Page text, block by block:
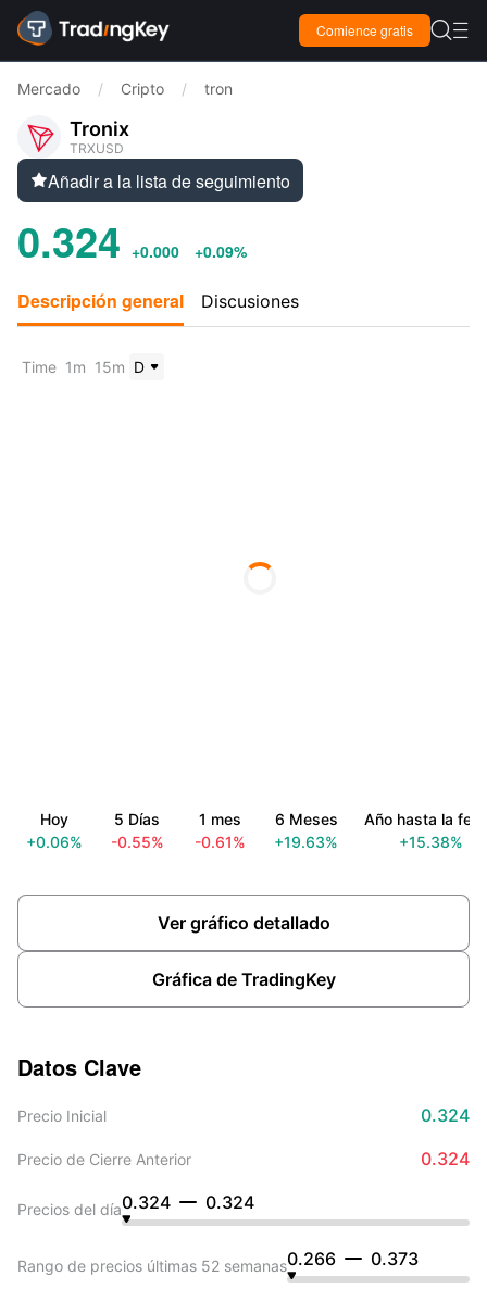
Comience gratis  
Mercado / Cripto / tron
Tronix
TRXUSD
Añadir a la lista de seguimiento
0.324 +0.000 +0.09%
Descripción general Discusiones
Time 1m 15m D
Hoy
+0.06%
5 Días
-0.55%
1 mes
-0.61%
6 Meses
+19.63%
Año hasta la
+15.38%
Ver gráfico detallado
Gráfica de TradingKey
Datos Clave
Precio Inicial 0.324
Precio de Cierre Anterior 0.324
Precios del día0.324 0.324
Rango de precios últimas 52 semanas0.266 0.373